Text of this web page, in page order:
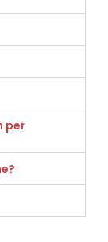
per